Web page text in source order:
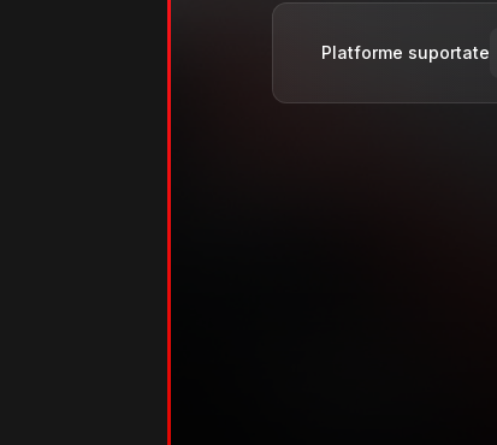
Platforme suportate